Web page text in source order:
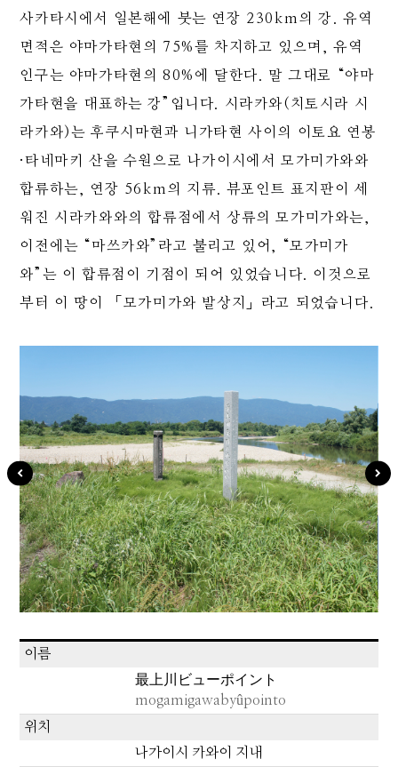
사카타시에서 일본해에 붓는 연장 230km의 강. 유역
면적은 야마가타현의 75%를 차지하고 있으며, 유역
인구는 야마가타현의 80%에 달한다. 말 그대로 “야마
가타현을 대표하는 강”입니다. 시라카와(치토시라 시
라카와)는 후쿠시마현과 니가타현 사이의 이토요 연봉
·타네마키 산을 수원으로 나가이시에서 모가미가와와
합류하는, 연장 56km의 지류. 뷰포인트 표지판이 세
워진 시라카와와의 합류점에서 상류의 모가미가와는,
이전에는 “마쓰카와”라고 불리고 있어, “모가미가
와”는 이 합류점이 기점이 되어 있었습니다. 이것으로
부터 이 땅이 「모가미가와 발상지」라고 되었습니다.
이름
最上川ビューポイント
mogamigawabyûpointo
위치
나가이시 카와이 지내